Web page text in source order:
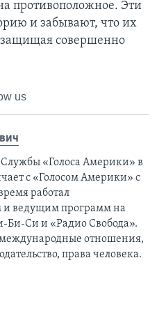
противоположное. Эти
и забывают, что их
совершенно
us
Службы «Голоса Америки» в
с «Голосом Америки» с
работал
и ведущим программ на
Би-Си и «Радио Свобода».
отношения,
права человека.